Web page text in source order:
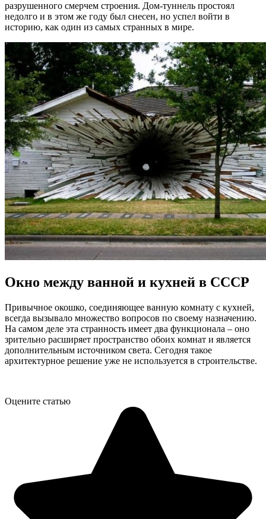
разрушенного смерчем строения. Дом-туннель простоял
недолго и в этом же году был снесен, но успел войти в
историю, как один из самых странных в мире.
Окно между ванной и кухней в СССР
Привычное окошко, соединяющее ванную комнату с кухней,
всегда вызывало множество вопросов по своему назначению.
На самом деле эта странность имеет два функционала – оно
зрительно расширяет пространство обоих комнат и является
дополнительным источником света. Сегодня такое
архитектурное решение уже не используется в строительстве.
Оцените статью